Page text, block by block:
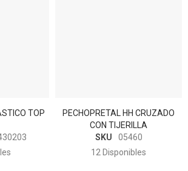
TOP
PECHOPRETAL HH CRUZADO
CON TIJERILLA
SKU
05460
12 Disponibles